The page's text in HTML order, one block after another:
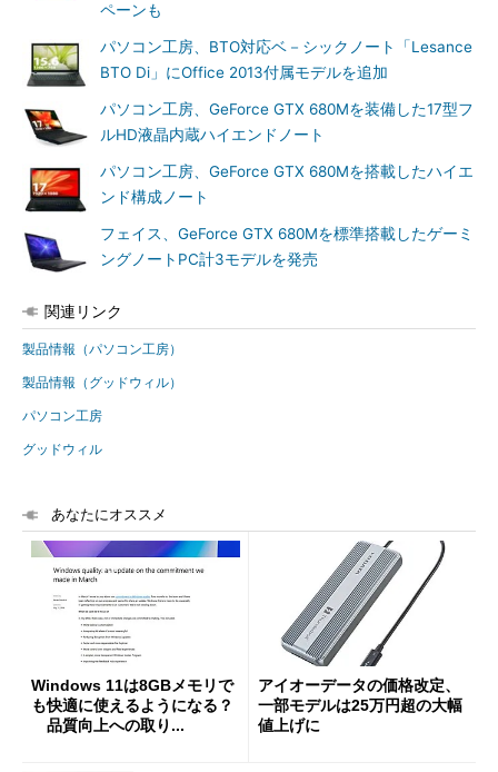
ペーンも
パソコン工房、BTO対応ベ－シックノート「Lesance
BTO Di」にOffice 2013付属モデルを追加
パソコン工房、GeForce GTX 680Mを装備した17型フ
ルHD液晶内蔵ハイエンドノート
パソコン工房、GeForce GTX 680Mを搭載したハイエ
ンド構成ノート
フェイス、GeForce GTX 680Mを標準搭載したゲーミ
ングノートPC計3モデルを発売
関連リンク
製品情報（パソコン工房）
製品情報（グッドウィル）
パソコン工房
グッドウィル
あなたにオススメ
Windows 11は8GBメモリで
も快適に使えるようになる？
品質向上への取り...
アイオーデータの価格改定、
一部モデルは25万円超の大幅
値上げに